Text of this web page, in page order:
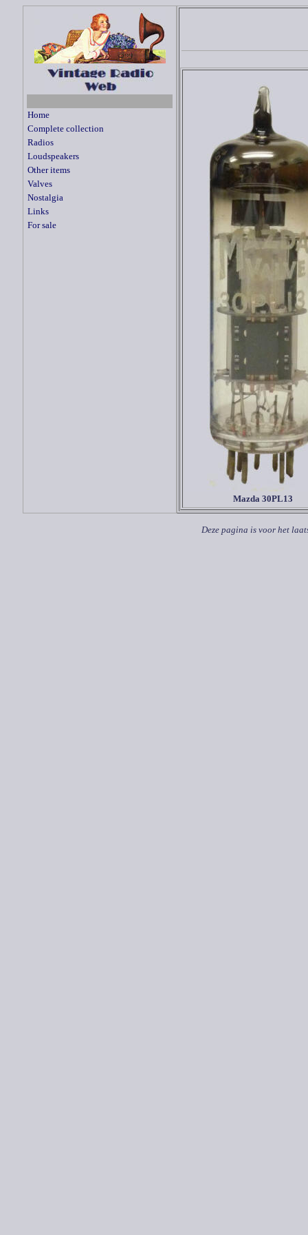
Home
Complete collection
Radios
Loudspeakers
Other items
Valves
Nostalgia
Links
For sale
Mazda 30PL13
Deze pagina is voor het